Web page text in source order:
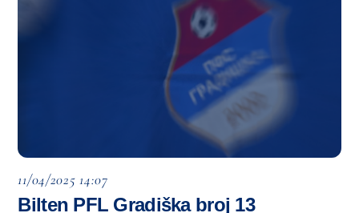
11/04/2025 14:07
Bilten PFL Gradiška broj 13